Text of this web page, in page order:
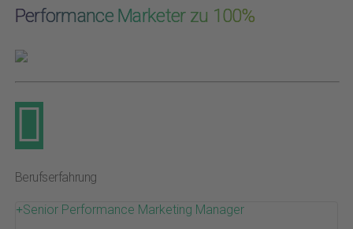
Performance Marketer zu 100%
Berufserfahrung
Senior Performance Marketing Manager